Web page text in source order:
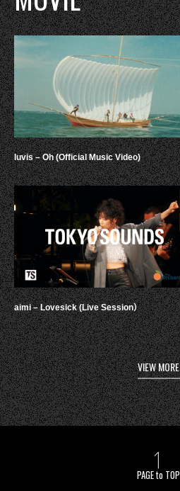
luvis – Oh (Official Music Video)
aimi – Lovesick (Live Session）
VIEW MORE
PAGE to TOP